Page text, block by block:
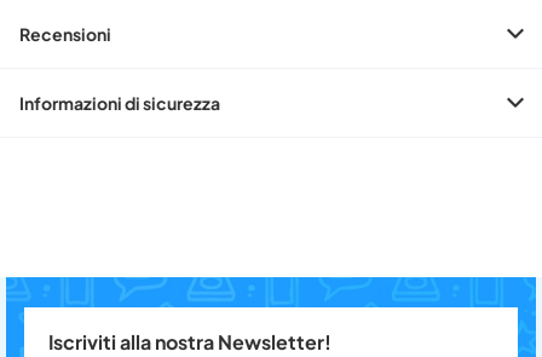
Recensioni
Informazioni di sicurezza
Iscriviti alla nostra Newsletter!